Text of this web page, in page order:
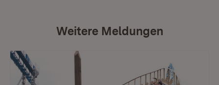
Weitere Meldungen